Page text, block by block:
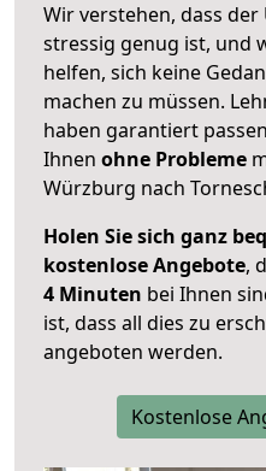
Wir verstehen, dass
stressig genug ist, und
helfen, sich keine
machen zu müssen.
haben garantiert
Ihnen ohne Probleme
Würzburg nach
Holen Sie sich ganz
kostenlose Angebote,
4 Minuten bei Ihnen
ist, dass all dies zu
angeboten werden.
Kostenlose